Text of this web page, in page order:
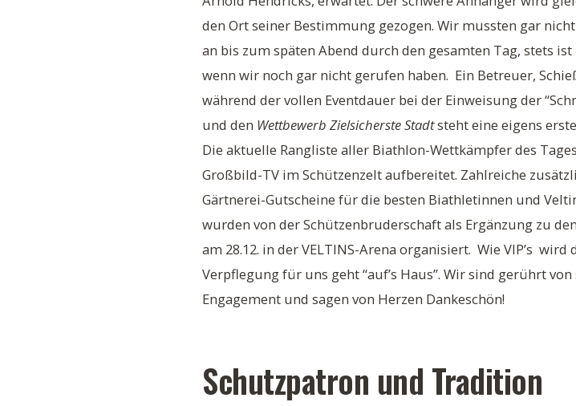
den Ort seiner Bestimmung gezogen. Wir mussten gar
an bis zum späten Abend durch den gesamten Tag, stets
wenn wir noch gar nicht gerufen haben. Ein Betreuer,
während der vollen Eventdauer bei der Einweisung der
und den Wettbewerb Zielsicherste Stadtsteht eine eigens
Die aktuelle Rangliste aller Biathlon-Wettkämpfer des
Großbild-TV im Schützenzelt aufbereitet. Zahlreiche
Gärtnerei-Gutscheine für die besten Biathletinnen und
wurden von der Schützenbruderschaft als Ergänzung zu
am 28.12. in der VELTINS-Arena organisiert. Wie VIP’s
Verpflegung für uns geht “auf’s Haus”. Wir sind gerührt
Engagement und sagen von Herzen Dankeschön!
Schutzpatron und Tradition